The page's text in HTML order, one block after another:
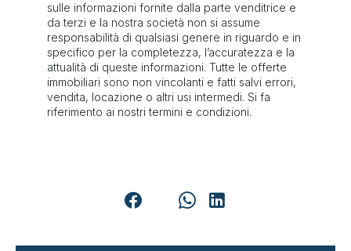
sulle informazioni fornite dalla parte venditrice e
da terzi e la nostra società non si assume
responsabilità di qualsiasi genere in riguardo e in
specifico per la completezza, l’accuratezza e la
attualità di queste informazioni. Tutte le offerte
immobiliari sono non vincolanti e fatti salvi errori,
vendita, locazione o altri usi intermedi. Si fa
riferimento ai nostri termini e condizioni.